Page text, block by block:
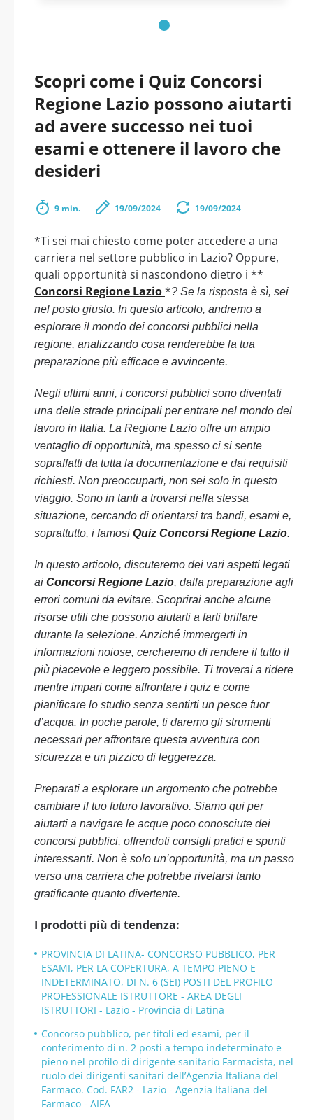
Scopri come i Quiz Concorsi
Regione Lazio possono aiutarti
ad avere successo nei tuoi
esami e ottenere il lavoro che
desideri
9 min. 19/09/2024 19/09/2024
*Ti sei mai chiesto come poter accedere a una
carriera nel settore pubblico in Lazio? Oppure,
quali opportunità si nascondono dietro i **
Concorsi Regione Lazio*? Se la risposta è sì, sei
nel posto giusto. In questo articolo, andremo a
esplorare il mondo dei concorsi pubblici nella
regione, analizzando cosa renderebbe la tua
preparazione più efficace e avvincente.
Negli ultimi anni, i concorsi pubblici sono diventati
una delle strade principali per entrare nel mondo del
lavoro in Italia. La Regione Lazio offre un ampio
ventaglio di opportunità, ma spesso ci si sente
sopraffatti da tutta la documentazione e dai requisiti
richiesti. Non preoccuparti, non sei solo in questo
viaggio. Sono in tanti a trovarsi nella stessa
situazione, cercando di orientarsi tra bandi, esami e,
soprattutto, i famosi Quiz Concorsi Regione Lazio.
In questo articolo, discuteremo dei vari aspetti legati
ai Concorsi Regione Lazio, dalla preparazione agli
errori comuni da evitare. Scoprirai anche alcune
risorse utili che possono aiutarti a farti brillare
durante la selezione. Anziché immergerti in
informazioni noiose, cercheremo di rendere il tutto il
più piacevole e leggero possibile. Ti troverai a ridere
mentre impari come affrontare i quiz e come
pianificare lo studio senza sentirti un pesce fuor
d’acqua. In poche parole, ti daremo gli strumenti
necessari per affrontare questa avventura con
sicurezza e un pizzico di leggerezza.
Preparati a esplorare un argomento che potrebbe
cambiare il tuo futuro lavorativo. Siamo qui per
aiutarti a navigare le acque poco conosciute dei
concorsi pubblici, offrendoti consigli pratici e spunti
interessanti. Non è solo un’opportunità, ma un passo
verso una carriera che potrebbe rivelarsi tanto
gratificante quanto divertente.
I prodotti più di tendenza:
PROVINCIA DI LATINA- CONCORSO PUBBLICO, PER
ESAMI, PER LA COPERTURA, A TEMPO PIENO E
INDETERMINATO, DI N. 6 (SEI) POSTI DEL PROFILO
PROFESSIONALE ISTRUTTORE - AREA DEGLI
ISTRUTTORI - Lazio - Provincia di Latina
Concorso pubblico, per titoli ed esami, per il
conferimento di n. 2 posti a tempo indeterminato e
pieno nel profilo di dirigente sanitario Farmacista, nel
ruolo dei dirigenti sanitari dell’Agenzia Italiana del
Farmaco. Cod. FAR2 - Lazio - Agenzia Italiana del
Farmaco - AIFA